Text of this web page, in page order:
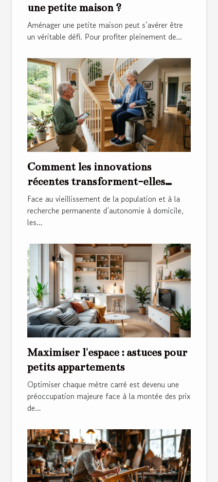
une petite maison ?
Aménager une petite maison peut s’avérer être
un véritable défi. Pour profiter pleinement de...
Comment les innovations
récentes transforment-elles
l'usage des monte-escaliers ?
Face au vieillissement de la population et à la
recherche permanente d’autonomie à domicile,
les...
Maximiser l'espace : astuces pour
petits appartements
Optimiser chaque mètre carré est devenu une
préoccupation majeure face à la montée des prix
de...